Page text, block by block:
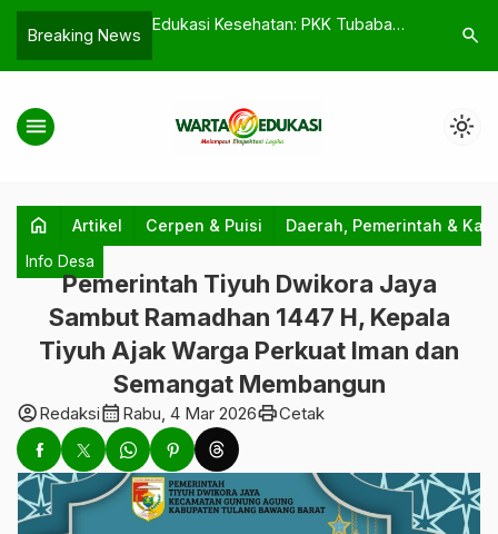
Breaking News
Gunung Agung Jadi
Edukasi Kesehatan: PKK Tubaba
Deteksi Dini Kanker Serviks
Ikatan di
search
menu light_mode
home Artikel Cerpen & Puisi Daerah, Pemerintah &
Info Desa
Pemerintah Tiyuh Dwikora Jaya
Sambut Ramadhan 1447 H, Kepala
Tiyuh Ajak Warga Perkuat Iman dan
Semangat Membangun
account_circleRedaksicalendar_month Rabu, 4 Mar 2026printCetak